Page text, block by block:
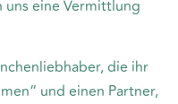
eine Vermittlung
die ihr
und einen Partner,